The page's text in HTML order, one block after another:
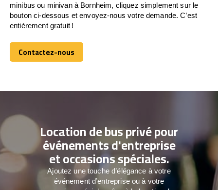
minibus ou minivan à Bornheim, cliquez simplement sur le
bouton ci-dessous et envoyez-nous votre demande. C’est
entièrement gratuit !
Contactez-nous
Contactez-nous
Location de bus privé pour
événements d'entreprise
et occasions spéciales.
Ajoutez une touche d’élégance à votre
événement d’entreprise ou à votre